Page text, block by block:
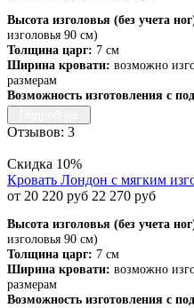
Высота изголовья (без учета
изголовья 90 см)
Толщина царг: 7 см
Ширина кровати: возможно
размерам
Возможность изготовления с
Отзывов: 3
Скидка 10%
Кровать Лондон с мягким
от 20 220 руб 22 270 руб
Высота изголовья (без учета
изголовья 90 см)
Толщина царг: 7 см
Ширина кровати: возможно
размерам
Возможность изготовления с